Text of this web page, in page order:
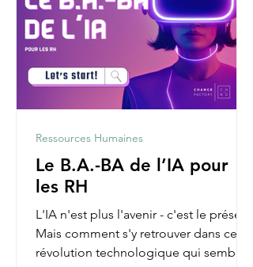
Le B.A.-BA de l’IA pour
les RH
L'IA n'est plus l'avenir - c'est le présent.
Mais comment s'y retrouver dans cette
révolution technologique qui semble
Ressources Humaines